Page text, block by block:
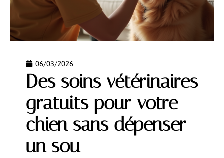
06/03/2026
Des soins vétérinaires
gratuits pour votre
chien sans dépenser
un sou